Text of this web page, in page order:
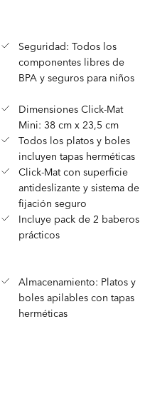
Seguridad: Todos los
componentes libres de
BPA y seguros para niños
Dimensiones Click-Mat
Mini: 38 cm x 23,5 cm
Todos los platos y boles
incluyen tapas herméticas
Click-Mat con superficie
antideslizante y sistema de
fijación seguro
Incluye pack de 2 baberos
prácticos
Almacenamiento: Platos y
boles apilables con tapas
herméticas